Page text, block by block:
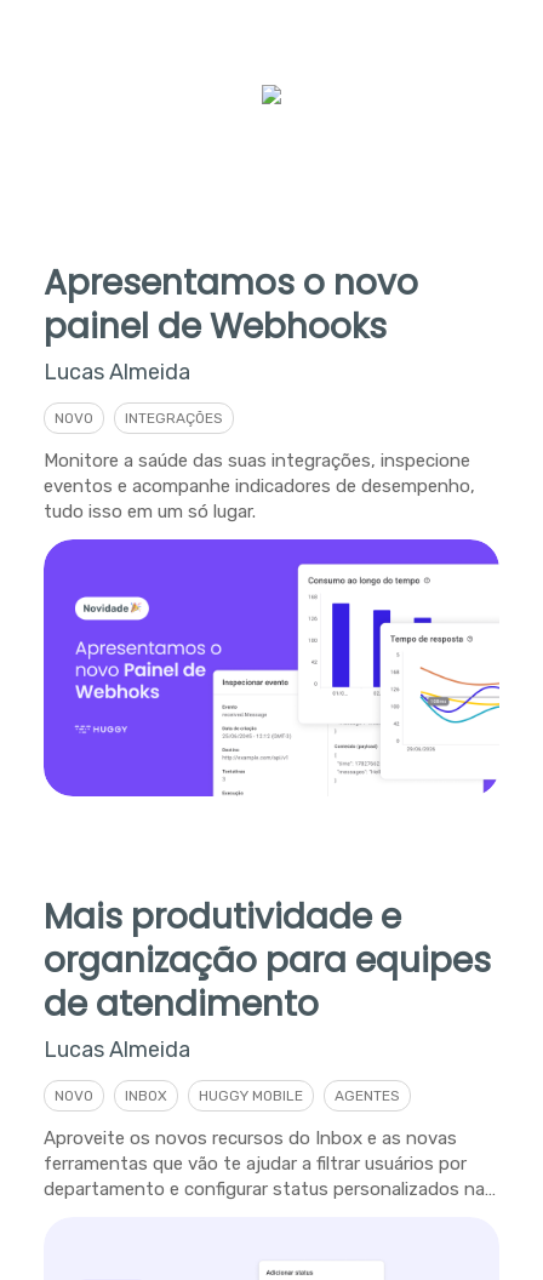
Apresentamos o novo
painel de Webhooks
Lucas Almeida
NOVO INTEGRAÇÕES
Monitore a saúde das suas integrações, inspecione
eventos e acompanhe indicadores de desempenho,
tudo isso em um só lugar.
Mais produtividade e
organização para equipes
de atendimento
Lucas Almeida
NOVO INBOX HUGGY MOBILE AGENTES
Aproveite os novos recursos do Inbox e as novas
ferramentas que vão te ajudar a filtrar usuários por
departamento e configurar status personalizados na